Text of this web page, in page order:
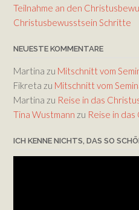
Teilnahme an den
Christusbewusstsein Schritte
NEUESTE KOMMENTARE
Martina zu Mitschnitt vom
Fikreta zu Mitschnitt vom
Martina zu Reise in das
Tina Wustmann zu Reise in
ICH KENNE NICHTS, DAS SO